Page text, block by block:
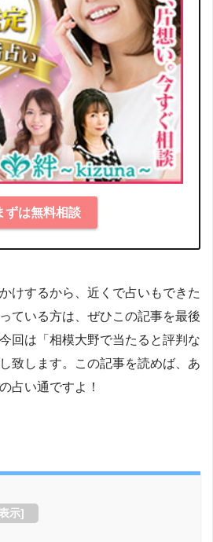
ずは無料相談
けするから、近くで占いもできた
ている方は、ぜひこの記事を最後
回は「相模大野で当たると評判な
致します。この記事を読めば、あ
占い通ですよ！
示]